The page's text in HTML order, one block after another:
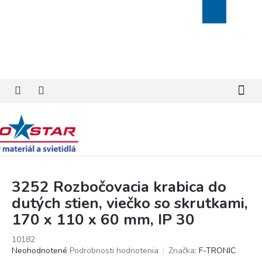
košík
3252 Rozbočovacia krabica do
dutých stien, viečko so skrutkami,
170 x 110 x 60 mm, IP 30
10182
Priemerné
Neohodnotené Podrobnosti hodnotenia Značka: F-TRONIC